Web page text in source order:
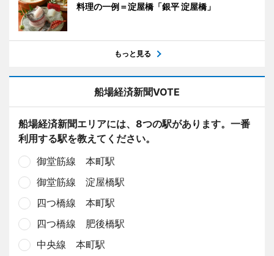
料理の一例＝淀屋橋「銀平 淀屋橋」
もっと見る
船場経済新聞VOTE
船場経済新聞エリアには、8つの駅があります。一番
利用する駅を教えてください。
御堂筋線 本町駅
御堂筋線 淀屋橋駅
四つ橋線 本町駅
四つ橋線 肥後橋駅
中央線 本町駅